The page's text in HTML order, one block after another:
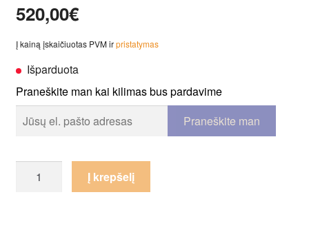
520,00€
Į kainą įskaičiuotas PVM irpristatymas
Išparduota
Praneškite man kai kilimas bus pardavime
kiekis:
Į krepšelį